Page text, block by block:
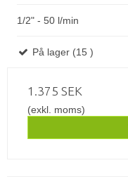
1/2" - 50 l/min
På lager (15 )
1.375 SEK
(exkl. moms)